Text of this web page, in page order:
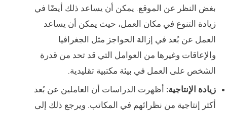
بغض النظر عن الموقع. يمكن أن يساعد ذلك أيضًا في
زيادة التنوع في مكان العمل، حيث يمكن أن يساعد
العمل عن بُعد في إزالة الحواجز مثل الجغرافيا
والإعاقات وغيرها من العوامل التي قد تحد من قدرة
الشخص على العمل في بيئة مكتبية تقليدية.
زيادة الإنتاجية: أظهرت الدراسات أن العاملين عن بُعد
أكثر إنتاجية من نظرائهم في المكاتب. ويرجع ذلك إلى